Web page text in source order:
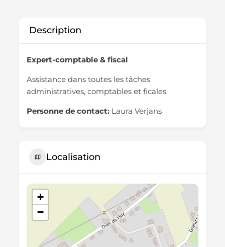
Description
Expert-comptable & fiscal
Assistance dans toutes les tâches
administratives, comptables et ficales.
Personne de contact: Laura Verjans
Localisation
+
−